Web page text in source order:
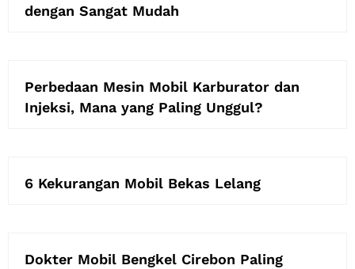
dengan Sangat Mudah
Perbedaan Mesin Mobil Karburator dan
Injeksi, Mana yang Paling Unggul?
6 Kekurangan Mobil Bekas Lelang
Dokter Mobil Bengkel Cirebon Paling